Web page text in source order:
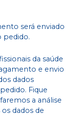
será enviado
pedido.
da saúde
e envio
dados
Fique
a análise
dados de